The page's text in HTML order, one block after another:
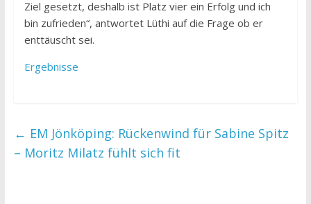
Ziel gesetzt, deshalb ist Platz vier ein Erfolg und ich
bin zufrieden“, antwortet Lüthi auf die Frage ob er
enttäuscht sei.
Ergebnisse
← EM Jönköping: Rückenwind für Sabine Spitz
– Moritz Milatz fühlt sich fit